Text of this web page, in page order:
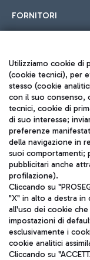
FORNITORI
Seguici sui
Aeroporti di Roma
coordinamento di
Utilizziamo cookie di
(cookie tecnici), per
stesso (cookie
con il suo consenso,
tecnici, cookie di
di suo interesse;
preferenze
della navigazione in
suoi comportamenti;
pubblicitari anche
profilazione).
Cliccando su
"X" in alto a destra in
all'uso dei cookie
impostazioni di
esclusivamente i
cookie analitici
Cliccando su